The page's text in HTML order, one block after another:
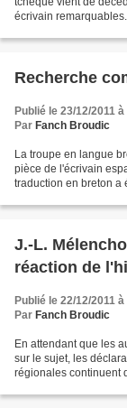
écrivain
Recherche
Publié le 23/12/2011
Par Fanch Broudic
La troupe en langue
pièce de l'écrivain
traduction en breton a
J.-L.
réaction de
Publié le 22/12/2011
Par Fanch Broudic
En attendant que les
sur le sujet, les
régionales continuent